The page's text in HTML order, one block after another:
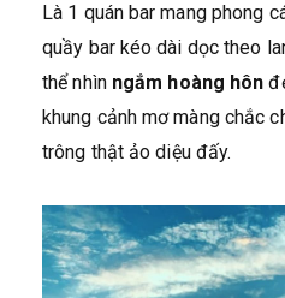
Là 1 quán bar mang phong
quầy bar kéo dài dọc theo
thể nhìn ngắm hoàng hôn
khung cảnh mơ màng chắc
trông thật ảo diệu đấy.